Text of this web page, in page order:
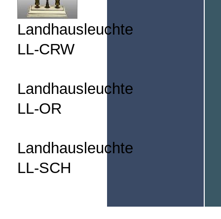
Landhausleuchte
LL-CRW
Landhausleuchte
LL-OR
Landhausleuchte
LL-SCH